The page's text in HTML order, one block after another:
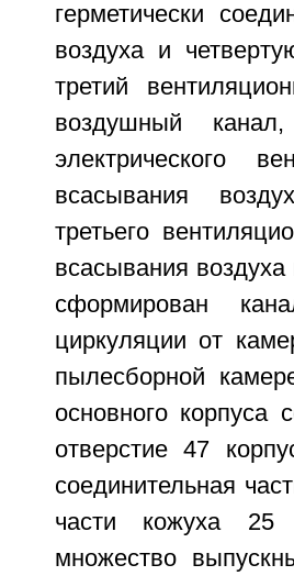
герметически
воздуха и
третий
воздушный
электрического
всасывания
третьего
всасывания
сформирован
циркуляции от
пылесборной
основного
отверстие 47
соединительная
части кожуха 25
множество